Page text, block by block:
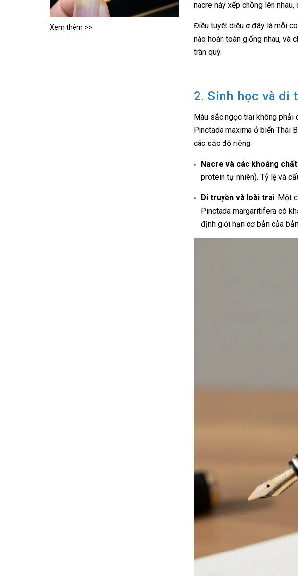
nacre này xếp chồng lên
Điều tuyệt diệu ở đây là mỗi
nào hoàn toàn giống nhau, và
trân quý.
2. Sinh học và di
Màu sắc ngọc trai không phải
Pinctada maxima ở biển Thái
các sắc độ riêng.
Nacre và các khoáng chất
protein tự nhiên). Tỷ lệ và
Di truyền và loài trai: Một
Pinctada margaritifera có
định giới hạn cơ bản của
Xem thêm >>